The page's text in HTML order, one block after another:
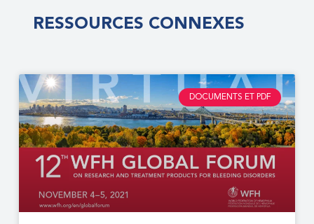
RESSOURCES CONNEXES
DOCUMENTS ET PDF